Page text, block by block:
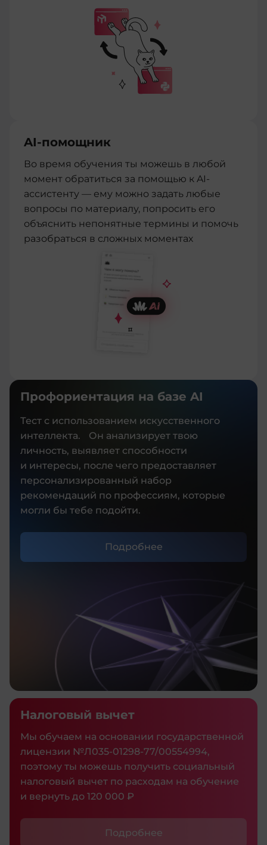
AI-помощник
Во время обучения ты можешь в любой
момент обратиться за помощью к AI-
ассистенту — ему можно задать любые
вопросы по материалу, попросить его
объяснить непонятные термины и помочь
разобраться в сложных моментах
Профориентация на базе AI
Тест с использованием искусственного
интеллекта. Он анализирует твою
личность, выявляет способности
и интересы, после чего предоставляет
персонализированный набор
рекомендаций по профессиям, которые
могли бы тебе подойти.
Подробнее
Налоговый вычет
Мы обучаем на основании государственной
лицензии №Л035‑01298‑77/00554994,
поэтому ты можешь получить социальный
налоговый вычет по расходам на обучение
и вернуть до 120 000 ₽
Подробнее